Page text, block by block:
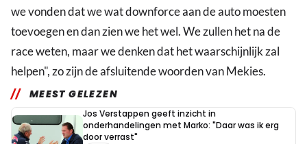
we vonden dat we wat downforce aan de auto moesten
toevoegen en dan zien we het wel. We zullen het na de
race weten, maar we denken dat het waarschijnlijk zal
helpen", zo zijn de afsluitende woorden van Mekies.
MEEST GELEZEN
Jos Verstappen geeft inzicht in
onderhandelingen met Marko: "Daar was ik erg
door verrast"